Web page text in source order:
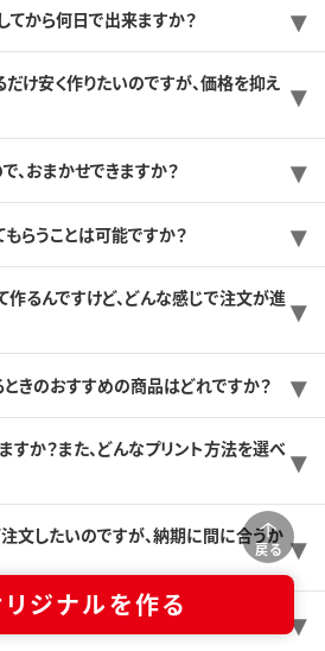
戻る
ジナルを作る
てから何日で出来ますか？
け安く作りたいのですが、価格を抑え
、おまかせできますか？
らうことは可能ですか？
るんですけど、どんな感じで注文が進
きのおすすめの商品はどれですか？
すか？また、どんなプリント方法を選べ
文したいのですが、納期に間に合うか